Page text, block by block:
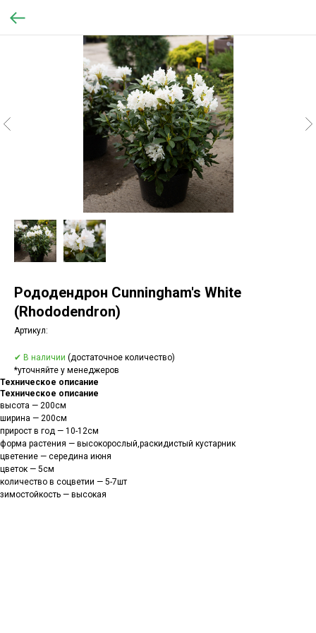
Рододендрон Cunningham's White
(Rhododendron)
Артикул:
✔ В наличии (достаточное количество)
*уточняйте у менеджеров
Техническое описание
Техническое описание
высота — 200см
ширина — 200см
прирост в год — 10-12см
форма растения — высокорослый,раскидистый кустарник
цветение — середина июня
цветок — 5см
количество в соцветии — 5-7шт
зимостойкость — высокая